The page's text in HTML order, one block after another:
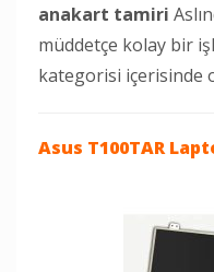
anakart tamiri
müddetçe kolay bir
kategorisi içerisinde
Asus T100TAR